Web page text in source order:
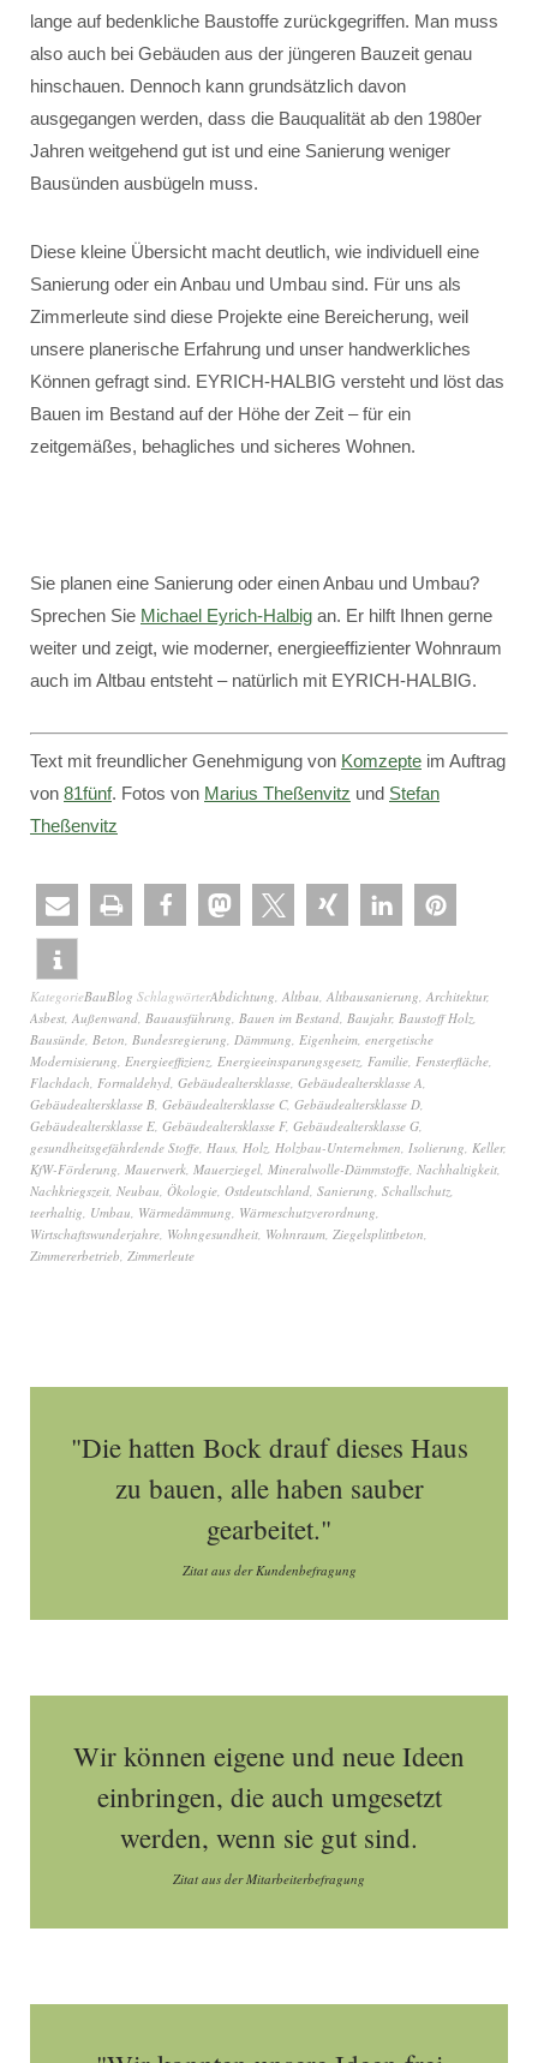
lange auf bedenkliche Baustoffe zurückgegriffen. Man muss
also auch bei Gebäuden aus der jüngeren Bauzeit genau
hinschauen. Dennoch kann grundsätzlich davon
ausgegangen werden, dass die Bauqualität ab den 1980er
Jahren weitgehend gut ist und eine Sanierung weniger
Bausünden ausbügeln muss.
Diese kleine Übersicht macht deutlich, wie individuell eine
Sanierung oder ein Anbau und Umbau sind. Für uns als
Zimmerleute sind diese Projekte eine Bereicherung, weil
unsere planerische Erfahrung und unser handwerkliches
Können gefragt sind. EYRICH-HALBIG versteht und löst das
Bauen im Bestand auf der Höhe der Zeit – für ein
zeitgemäßes, behagliches und sicheres Wohnen.
Sie planen eine Sanierung oder einen Anbau und Umbau?
Sprechen Sie Michael Eyrich-Halbig an. Er hilft Ihnen gerne
weiter und zeigt, wie moderner, energieeffizienter Wohnraum
auch im Altbau entsteht – natürlich mit EYRICH-HALBIG.
Text mit freundlicher Genehmigung von Komzepte im Auftrag
von 81fünf. Fotos von Marius Theßenvitz und Stefan
Theßenvitz
KategorieBauBlog SchlagwörterAbdichtung, Altbau, Altbausanierung, Architektur,
Asbest, Außenwand, Bauausführung, Bauen im Bestand, Baujahr, Baustoff Holz,
Bausünde, Beton, Bundesregierung, Dämmung, Eigenheim, energetische
Modernisierung, Energieeffizienz, Energieeinsparungsgesetz, Familie, Fensterfläche,
Flachdach, Formaldehyd, Gebäudealtersklasse, Gebäudealtersklasse A,
Gebäudealtersklasse B, Gebäudealtersklasse C, Gebäudealtersklasse D,
Gebäudealtersklasse E, Gebäudealtersklasse F, Gebäudealtersklasse G,
gesundheitsgefährdende Stoffe, Haus, Holz, Holzbau-Unternehmen, Isolierung, Keller,
KfW-Förderung, Mauerwerk, Mauerziegel, Mineralwolle-Dämmstoffe, Nachhaltigkeit,
Nachkriegszeit, Neubau, Ökologie, Ostdeutschland, Sanierung, Schallschutz,
teerhaltig, Umbau, Wärmedämmung, Wärmeschutzverordnung,
Wirtschaftswunderjahre, Wohngesundheit, Wohnraum, Ziegelsplittbeton,
Zimmererbetrieb, Zimmerleute
"Die hatten Bock drauf dieses Haus
zu bauen, alle haben sauber
gearbeitet."
Zitat aus der Kundenbefragung
Wir können eigene und neue Ideen
einbringen, die auch umgesetzt
werden, wenn sie gut sind.
Zitat aus der Mitarbeiterbefragung